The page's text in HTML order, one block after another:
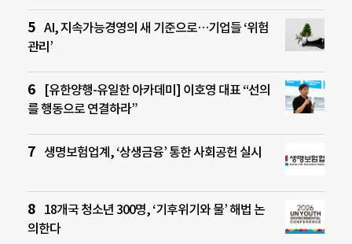
AI, 지속가능경영의 새 기준으로…기업들 ‘위험
관리’
[유한양행-유일한 아카데미] 이호영 대표 “선의
를 행동으로 연결하라”
생명보험업계, ‘상생금융’ 통한 사회공헌 실시
18개국 청소년 300명, ‘기후위기와 물’ 해법 논
의한다